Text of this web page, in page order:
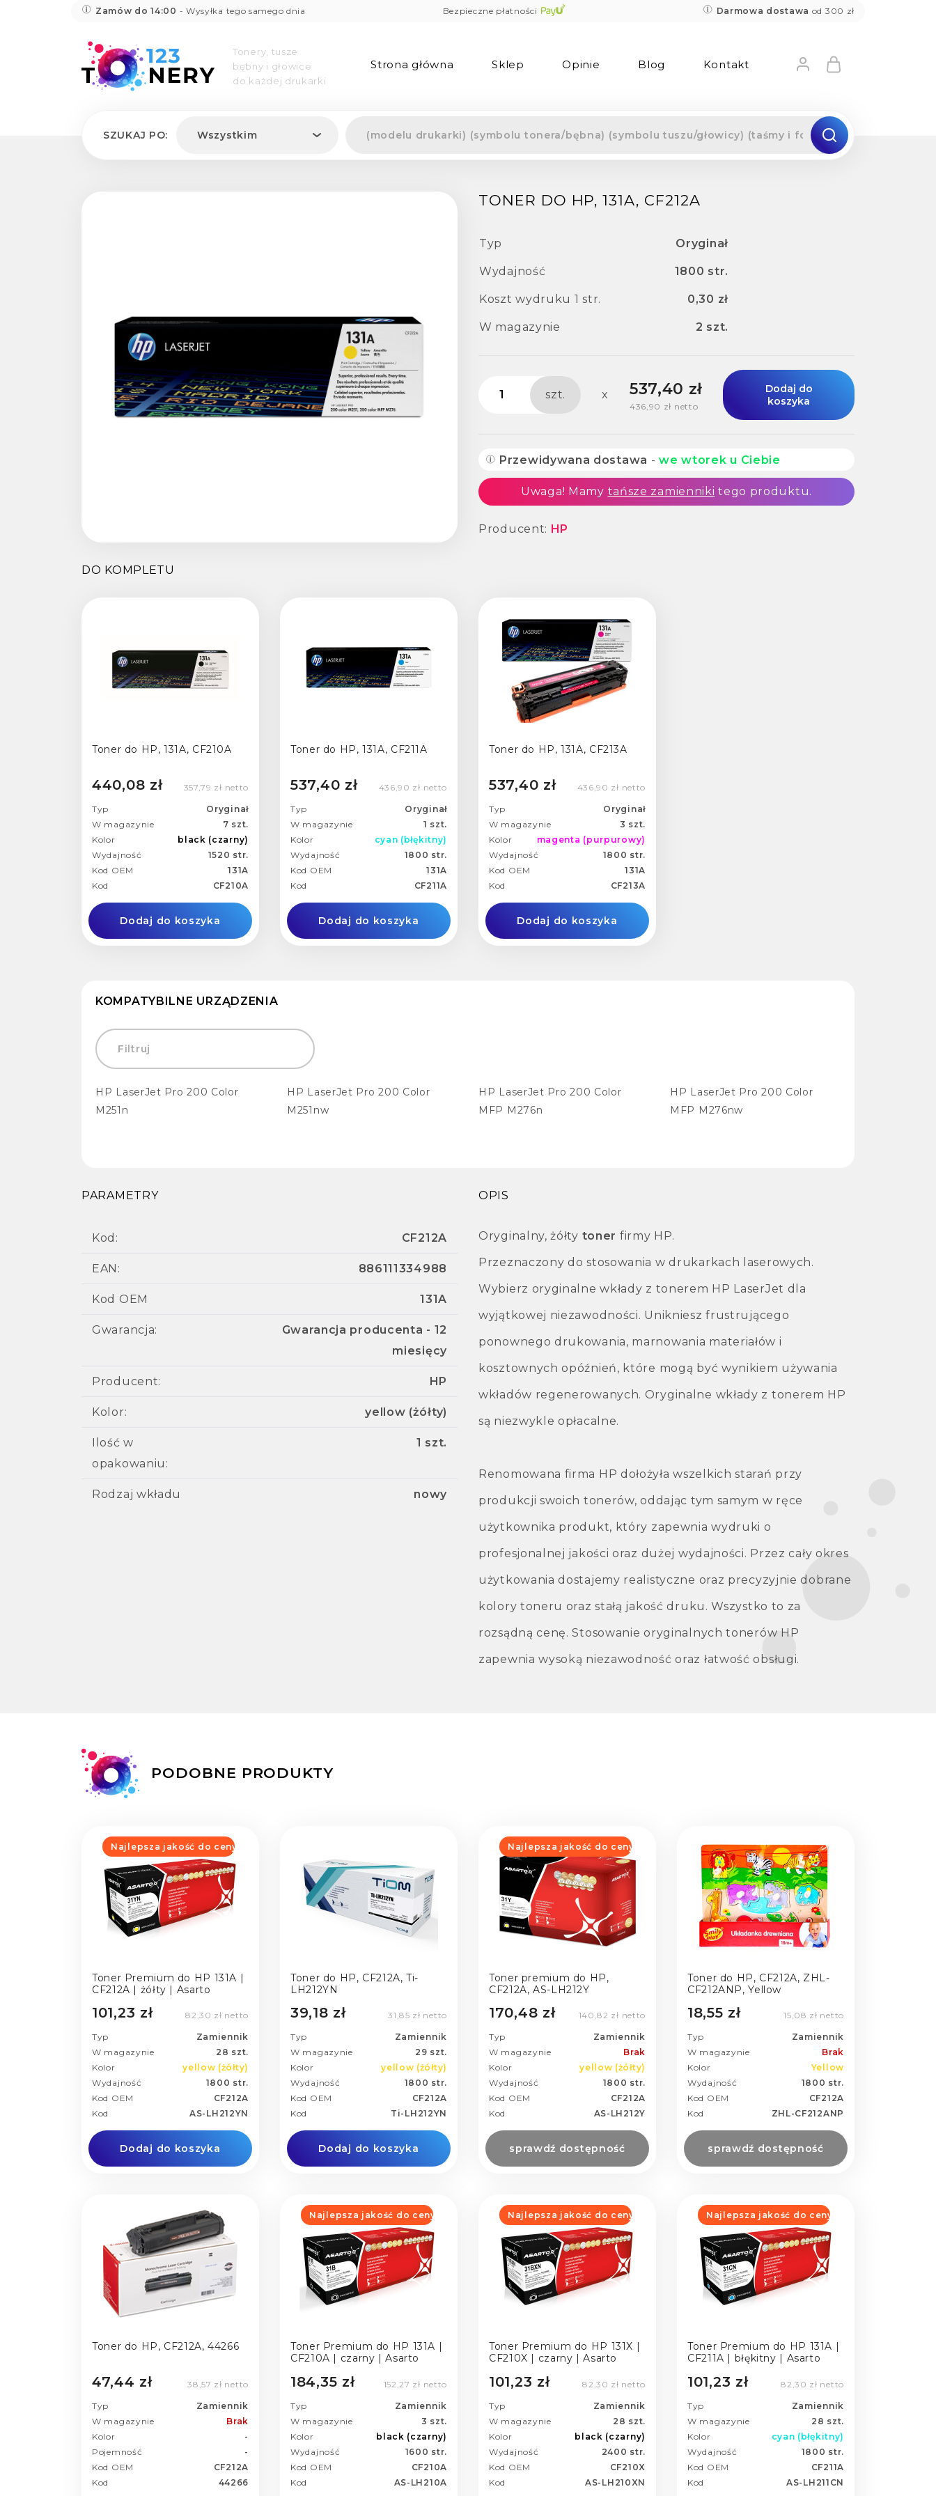
Zamów do 14:00 - Wysyłka tego samego dnia Bezpieczne płatności Darmowa dostawa od 300 zł
Tonery, tusze
bębny i głowice
do każdej drukarki
Strona główna Sklep Opinie Blog Kontakt
SZUKAJ PO: Wszystkim
TONER DO HP, 131A, CF212A
Typ Oryginał
Wydajność 1800 str.
Koszt wydruku 1 str. 0,30 zł
W magazynie 2 szt.
szt. x 537,40 zł
436,90 zł netto
Dodaj do
koszyka
Przewidywana dostawa -we wtorek u Ciebie
Uwaga! Mamy tańsze zamienniki tego produktu.
Producent: HP
DO KOMPLETU
Toner do HP, 131A, CF210A
440,08 zł 357,79 zł netto
Typ
Oryginał
W magazynie
7 szt.
Kolor
black (czarny)
Wydajność
1520 str.
Kod OEM
131A
Kod
CF210A
Dodaj do koszyka
Toner do HP, 131A, CF211A
537,40 zł 436,90 zł netto
Typ
Oryginał
W magazynie
1 szt.
Kolor
cyan (błękitny)
Wydajność
1800 str.
Kod OEM
131A
Kod
CF211A
Dodaj do koszyka
Toner do HP, 131A, CF213A
537,40 zł 436,90 zł netto
Typ
Oryginał
W magazynie
3 szt.
Kolor
magenta (purpurowy)
Wydajność
1800 str.
Kod OEM
131A
Kod
CF213A
Dodaj do koszyka
KOMPATYBILNE URZĄDZENIA
HP LaserJet Pro 200 Color
M251n
HP LaserJet Pro 200 Color
M251nw
HP LaserJet Pro 200 Color
MFP M276n
HP LaserJet Pro 200 Color
MFP M276nw
PARAMETRY
Kod: CF212A
EAN: 886111334988
Kod OEM 131A
Gwarancja:
Gwarancja producenta - 12
miesięcy
Producent: HP
Kolor: yellow (żółty)
Ilość w
opakowaniu:
1 szt.
Rodzaj wkładu nowy
OPIS
Oryginalny, żółty toner firmy HP.
Przeznaczony do stosowania w drukarkach laserowych.
Wybierz oryginalne wkłady z tonerem HP LaserJet dla
wyjątkowej niezawodności. Unikniesz frustrującego
ponownego drukowania, marnowania materiałów i
kosztownych opóźnień, które mogą być wynikiem używania
wkładów regenerowanych. Oryginalne wkłady z tonerem HP
są niezwykle opłacalne.
Renomowana firma HP dołożyła wszelkich starań przy
produkcji swoich tonerów, oddając tym samym w ręce
użytkownika produkt, który zapewnia wydruki o
profesjonalnej jakości oraz dużej wydajności. Przez cały okres
użytkowania dostajemy realistyczne oraz precyzyjnie dobrane
kolory toneru oraz stałą jakość druku. Wszystko to za
rozsądną cenę. Stosowanie oryginalnych tonerów HP
zapewnia wysoką niezawodność oraz łatwość obsługi.
PODOBNE PRODUKTY
Najlepsza jakość do ceny
Toner Premium do HP 131A |
CF212A | żółty | Asarto
101,23 zł 82,30 zł netto
Typ
Zamiennik
W magazynie
28 szt.
Kolor
yellow (żółty)
Wydajność
1800 str.
Kod OEM
CF212A
Kod
AS-LH212YN
Dodaj do koszyka
Toner do HP, CF212A, Ti-
LH212YN
39,18 zł 31,85 zł netto
Typ
Zamiennik
W magazynie
29 szt.
Kolor
yellow (żółty)
Wydajność
1800 str.
Kod OEM
CF212A
Kod
Ti-LH212YN
Dodaj do koszyka
Najlepsza jakość do ceny
Toner premium do HP,
CF212A, AS-LH212Y
170,48 zł 140,82 zł netto
Typ
Zamiennik
W magazynie
Brak
Kolor
yellow (żółty)
Wydajność
1800 str.
Kod OEM
CF212A
Kod
AS-LH212Y
sprawdź dostępność
Toner do HP, CF212A, ZHL-
CF212ANP, Yellow
18,55 zł 15,08 zł netto
Typ
Zamiennik
W magazynie
Brak
Kolor
Yellow
Wydajność
1800 str.
Kod OEM
CF212A
Kod
ZHL-CF212ANP
sprawdź dostępność
Toner do HP, CF212A, 44266
47,44 zł 38,57 zł netto
Typ
Zamiennik
W magazynie
Brak
Kolor
-
Pojemność
-
Kod OEM
CF212A
Kod
44266
Najlepsza jakość do ceny
Toner Premium do HP 131A |
CF210A | czarny | Asarto
184,35 zł 152,27 zł netto
Typ
Zamiennik
W magazynie
3 szt.
Kolor
black (czarny)
Wydajność
1600 str.
Kod OEM
CF210A
Kod
AS-LH210A
Najlepsza jakość do ceny
Toner Premium do HP 131X |
CF210X | czarny | Asarto
101,23 zł 82,30 zł netto
Typ
Zamiennik
W magazynie
28 szt.
Kolor
black (czarny)
Wydajność
2400 str.
Kod OEM
CF210X
Kod
AS-LH210XN
Najlepsza jakość do ceny
Toner Premium do HP 131A |
CF211A | błękitny | Asarto
101,23 zł 82,30 zł netto
Typ
Zamiennik
W magazynie
28 szt.
Kolor
cyan (błękitny)
Wydajność
1800 str.
Kod OEM
CF211A
Kod
AS-LH211CN